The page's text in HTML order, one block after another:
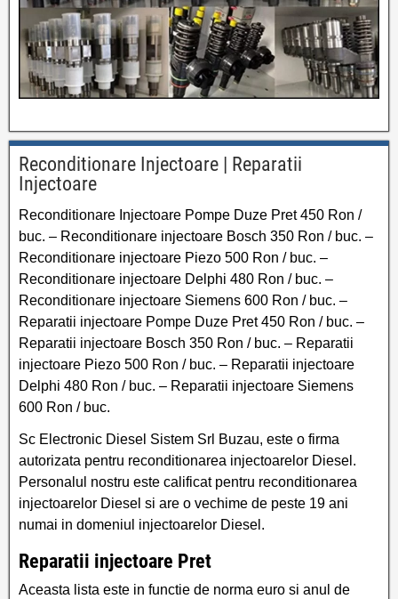
Reconditionare Injectoare | Reparatii
Injectoare
Reconditionare Injectoare Pompe Duze Pret 450 Ron /
buc. – Reconditionare injectoare Bosch 350 Ron / buc. –
Reconditionare injectoare Piezo 500 Ron / buc. –
Reconditionare injectoare Delphi 480 Ron / buc. –
Reconditionare injectoare Siemens 600 Ron / buc. –
Reparatii injectoare Pompe Duze Pret 450 Ron / buc. –
Reparatii injectoare Bosch 350 Ron / buc. – Reparatii
injectoare Piezo 500 Ron / buc. – Reparatii injectoare
Delphi 480 Ron / buc. – Reparatii injectoare Siemens
600 Ron / buc.
Sc Electronic Diesel Sistem Srl Buzau, este o firma
autorizata pentru reconditionarea injectoarelor Diesel.
Personalul nostru este calificat pentru reconditionarea
injectoarelor Diesel si are o vechime de peste 19 ani
numai in domeniul injectoarelor Diesel.
Reparatii injectoare Pret
Aceasta lista este in functie de norma euro si anul de